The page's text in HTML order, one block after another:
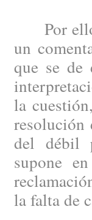
Por ello
un
que se de
la
resolución
del débil
supone
la falta de